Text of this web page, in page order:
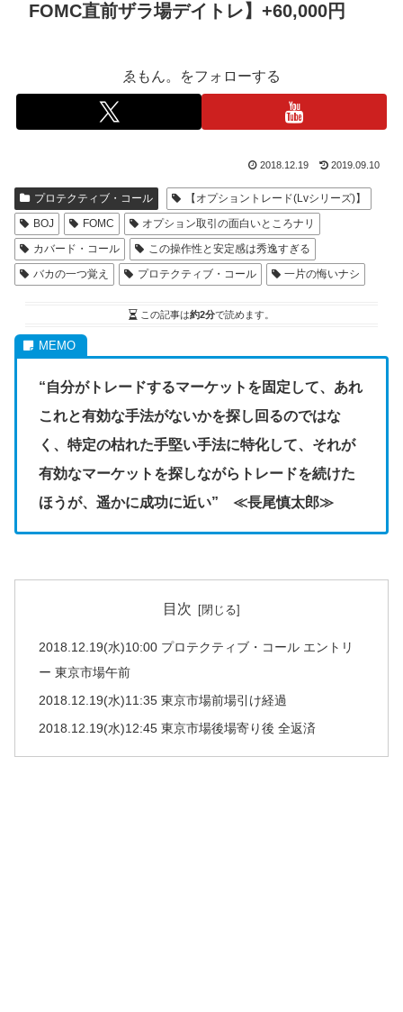
FOMC直前ザラ場デイトレ】+60,000円
ゑもん。をフォローする
2018.12.19 2019.09.10
プロテクティブ・コール
【オプショントレード(Lvシリーズ)】
BOJ
FOMC
オプション取引の面白いところナリ
カバード・コール
この操作性と安定感は秀逸すぎる
バカの一つ覚え
プロテクティブ・コール 一片の悔いナシ
この記事は約2分で読めます。
“自分がトレードするマーケットを固定して、あれ
これと有効な手法がないかを探し回るのではな
く、特定の枯れた手堅い手法に特化して、それが
有効なマーケットを探しながらトレードを続けた
ほうが、遥かに成功に近い” ≪長尾慎太郎≫
目次
2018.12.19(水)10:00 プロテクティブ・コール エントリ
ー 東京市場午前
2018.12.19(水)11:35 東京市場前場引け経過
2018.12.19(水)12:45 東京市場後場寄り後 全返済